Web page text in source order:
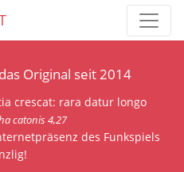
Original seit 2014
crescat: rara datur longo
catonis 4,27
des Funkspiels